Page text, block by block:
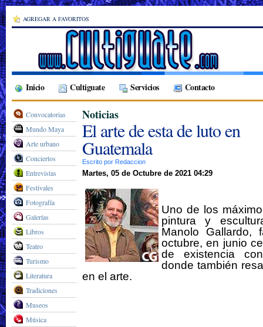
AGREGAR A FAVORITOS
Inicio Cultiguate Servicios Contacto
Noticias
El arte de esta de luto en
Guatemala
Escrito por Redaccion
Martes, 05 de Octubre de 2021 04:29
Uno de los
pintura y
Manolo Gallardo,
octubre, en junio
de existencia
donde también
en el arte.
Convocatorias
Mundo Maya
Arte urbano
Conciertos
Entrevistas
Festivales
Fotografía
Galerías
Libros
Teatro
Turismo
Literatura
Tradiciones
Museos
Música